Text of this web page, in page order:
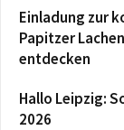
Einladung zur
Papitzer
entdecken
Hallo Leipzig:
2026